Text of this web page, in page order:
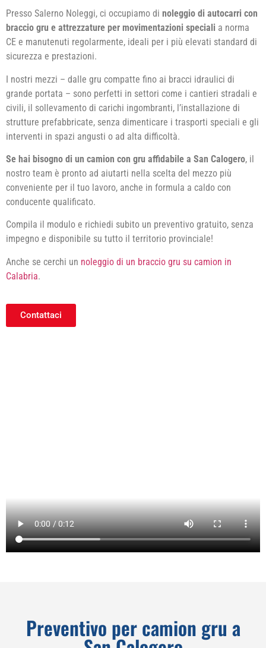
Presso Salerno Noleggi, ci occupiamo di noleggio di autocarri con
braccio gru e attrezzature per movimentazioni speciali a norma
CE e manutenuti regolarmente, ideali per i più elevati standard di
sicurezza e prestazioni.
I nostri mezzi – dalle gru compatte fino ai bracci idraulici di
grande portata – sono perfetti in settori come i cantieri stradali e
civili, il sollevamento di carichi ingombranti, l’installazione di
strutture prefabbricate, senza dimenticare i trasporti speciali e gli
interventi in spazi angusti o ad alta difficoltà.
Se hai bisogno di un camion con gru affidabile a San Calogero, il
nostro team è pronto ad aiutarti nella scelta del mezzo più
conveniente per il tuo lavoro, anche in formula a caldo con
conducente qualificato.
Compila il modulo e richiedi subito un preventivo gratuito, senza
impegno e disponibile su tutto il territorio provinciale!
Anche se cerchi un noleggio di un braccio gru su camion in
Calabria.
Contattaci
Preventivo per camion gru a